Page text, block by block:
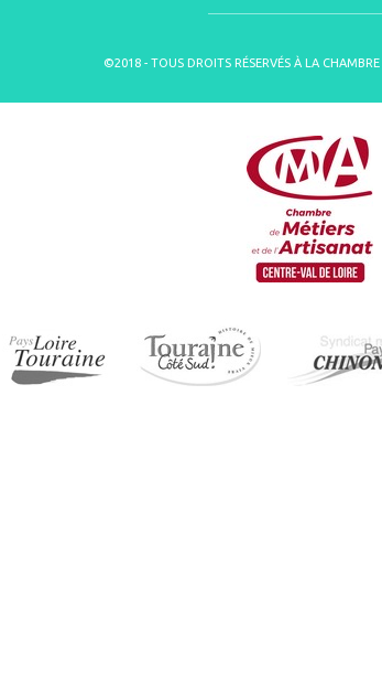
©2018 - TOUS DROITS RÉSERVÉS À LA